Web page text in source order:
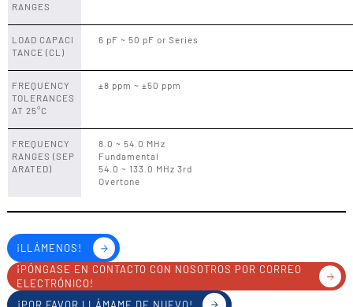
RANGES
LOAD CAPACI
TANCE (CL)
6 pF ~ 50 pF or Series
FREQUENCY
TOLERANCES
AT 25°C
±8 ppm ~ ±50 ppm
FREQUENCY
RANGES (SEP
ARATED)
8.0 ~ 54.0 MHz
Fundamental
54.0 ~ 133.0 MHz 3rd
Overtone
¡LLÁMENOS!
¡PÓNGASE EN CONTACTO CON NOSOTROS POR CORREO
ELECTRÓNICO!